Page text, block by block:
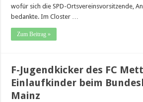
wofür sich die SPD-Ortsvereinsvorsitzende,
bedankte. Im Closter …
Zum Beitrag »
F-Jugendkicker des FC
Einlaufkinder beim
Mainz